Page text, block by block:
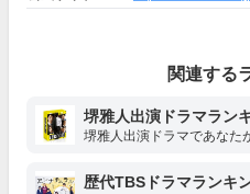
関連する
堺雅人出演ドラマラン
堺雅人出演ドラマであなた
歴代TBSドラマランキ